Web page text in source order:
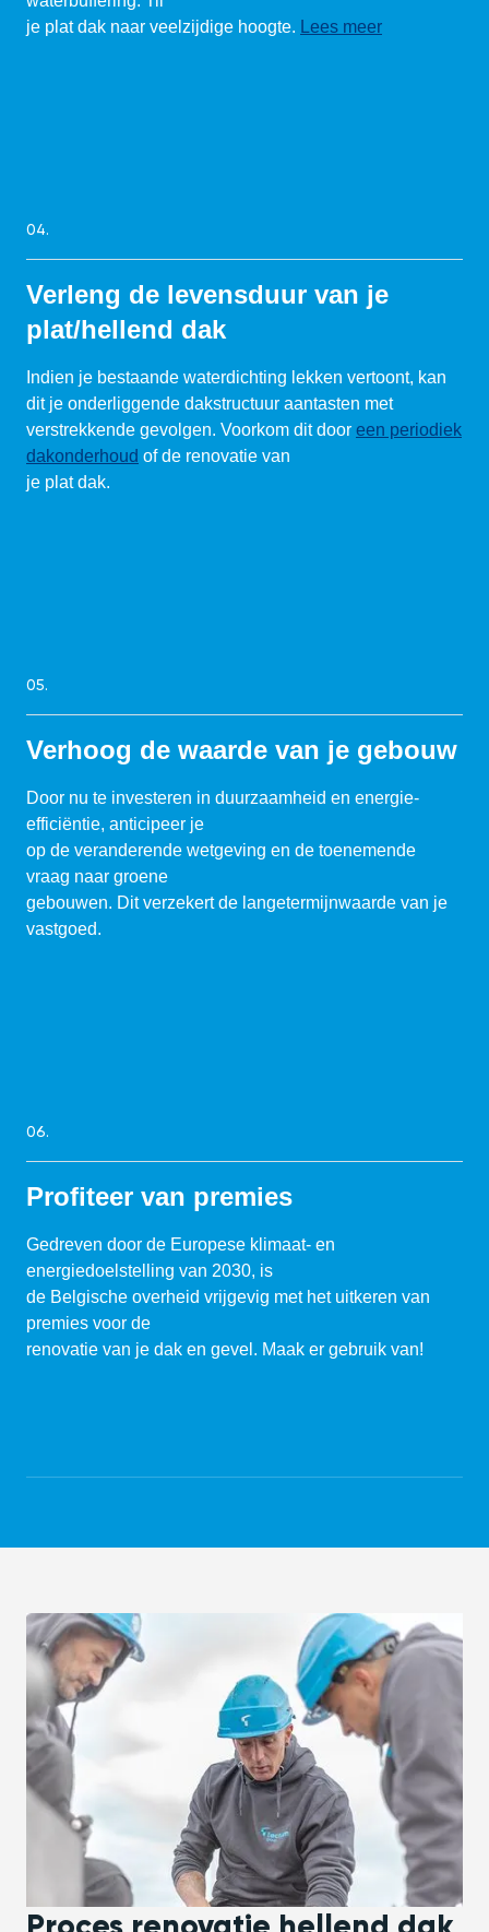
je plat dak naar veelzijdige hoogte.
Lees meer
04.
Verleng de levensduur van je
plat/hellend dak
Indien je bestaande waterdichting lekken vertoont, kan
dit je onderliggende dakstructuur aantasten met
verstrekkende gevolgen. Voorkom dit door een periodiek
dakonderhoud of de renovatie van
je plat dak.
05.
Verhoog de waarde van je gebouw
Door nu te investeren in duurzaamheid en energie-
efficiëntie, anticipeer je
op de veranderende wetgeving en de toenemende
vraag naar groene
gebouwen. Dit verzekert de langetermijnwaarde van je
vastgoed.
06.
Profiteer van premies
Gedreven door de Europese klimaat- en
energiedoelstelling van 2030, is
de Belgische overheid vrijgevig met het uitkeren van
premies voor de
renovatie van je dak en gevel. Maak er gebruik van!